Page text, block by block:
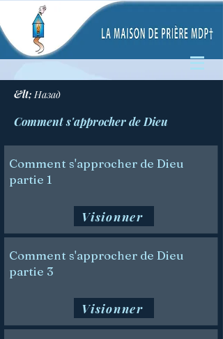
&lt; Назад
Comment s'approcher de Dieu
Comment s'approcher de Dieu
partie 1
Visionner
Comment s'approcher de Dieu
partie 3
Visionner